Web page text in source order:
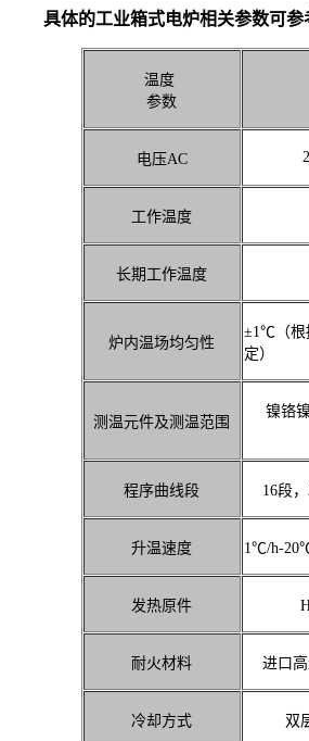
具体的工业箱式电炉相关参数可参
温度
参数
电压AC
工作温度
长期工作温度
炉内温场均匀性
±1℃（根
定）
测温元件及测温范围
镍铬
程序曲线段 16段
升温速度 1℃/h-
发热原件
耐火材料 进口
冷却方式 双